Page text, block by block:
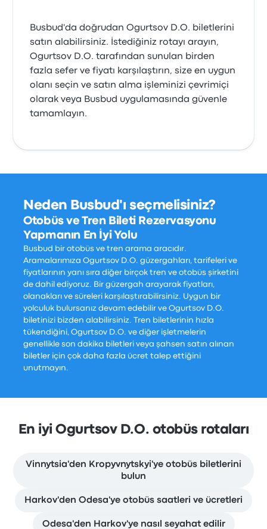
Busbud'da doğrudan Ogurtsov D.O. biletlerini
satın alabilirsiniz. İstediğiniz rotayı arayın,
Ogurtsov D.O. tarafından sunulan birden
fazla sefer ve fiyatı karşılaştırın, size en uygun
olanı seçin ve satın alma işleminizi çevrimiçi
olarak veya Busbud uygulamasında güvenle
tamamlayın.
Neden Busbud'ı seçmelisiniz?
Otobüs ve Tren Bileti Rezervasyonu
Yapmanın En İyi Yolu
Busbud bir otobüs ve tren arama aracıdır.
Aramalarımıza Ogurtsov D.O. güzergahları, tarifeleri ve
fiyatlarının yanı sıra diğer birçok tren ve otobüs şirketini
de dahil ediyoruz. Bir güzergah arayarak fiyatları,
olanakları ve süreleri karşılaştırabilirsiniz. Uygun bir
yolculuk bulursanız devam edebilir ve Ogurtsov D.O.
biletinizi bizden alabilirsiniz. Tren biletlerinin hızla
tükendiğini, Ogurtsov D.O. ve diğer işletmelerin
genellikle son dakika biletleri veya şahsen satın alınan
biletler için çok daha fazla ücret talep ettiğini
unutmayın.
En iyi Ogurtsov D.O. otobüs rotaları
Vinnytsia'den Kropyvnytskyi'ye otobüs biletlerini
bulun
Harkov'den Odesa'ye otobüs saatleri ve ücretleri
Odesa'den Harkov'ye nasıl seyahat edilir